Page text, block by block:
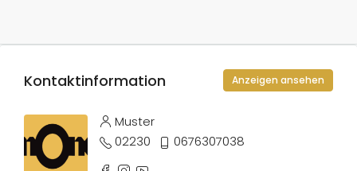
Kontaktinformation Anzeigen ansehen
Muster
02230
0676307038